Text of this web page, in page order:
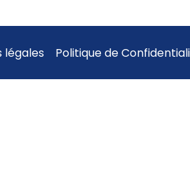
légales Politique de